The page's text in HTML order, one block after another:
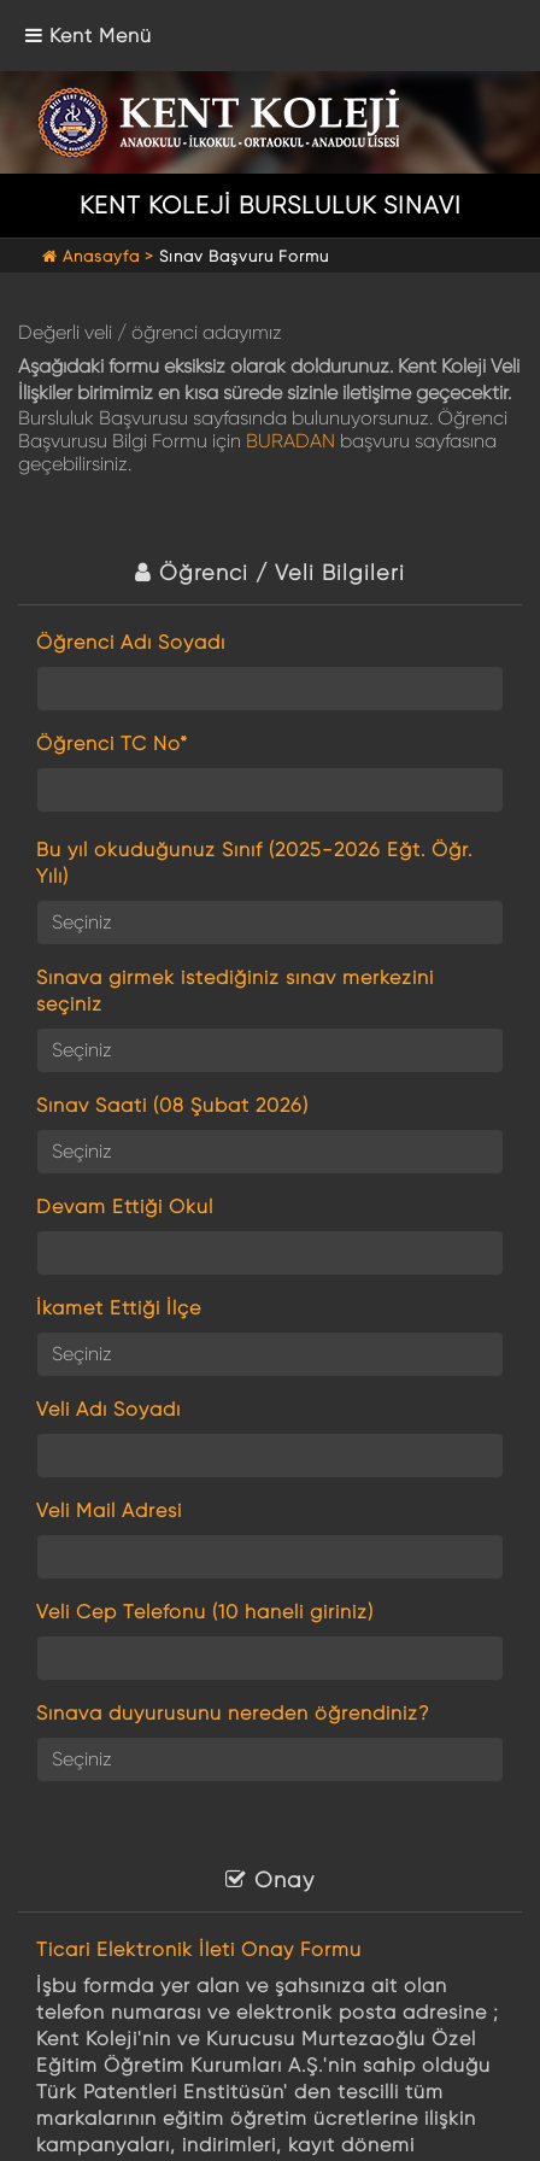
Kent Menü
KENT KOLEJİ BURSLULUK SINAVI
Anasayfa > Sınav Başvuru Formu
Değerli veli / öğrenci adayımız
Aşağıdaki formu eksiksiz olarak doldurunuz. Kent Koleji Veli
İlişkiler birimimiz en kısa sürede sizinle iletişime geçecektir.
Bursluluk Başvurusu sayfasında bulunuyorsunuz. Öğrenci
Başvurusu Bilgi Formu için BURADAN başvuru sayfasına
geçebilirsiniz.
Öğrenci / Veli Bilgileri
Öğrenci Adı Soyadı
Öğrenci TC No*
Bu yıl okuduğunuz Sınıf (2025-2026 Eğt. Öğr.
Yılı)
Sınava girmek istediğiniz sınav merkezini
seçiniz
Sınav Saati (08 Şubat 2026)
Devam Ettiği Okul
İkamet Ettiği İlçe
Veli Adı Soyadı
Veli Mail Adresi
Veli Cep Telefonu (10 haneli giriniz)
Sınava duyurusunu nereden öğrendiniz?
Onay
Ticari Elektronik İleti Onay Formu
İşbu formda yer alan ve şahsınıza ait olan
telefon numarası ve elektronik posta adresine ;
Kent Koleji'nin ve Kurucusu Murtezaoğlu Özel
Eğitim Öğretim Kurumları A.Ş.'nin sahip olduğu
Türk Patentleri Enstitüsün' den tescilli tüm
markalarının eğitim öğretim ücretlerine ilişkin
kampanyaları, indirimleri, kayıt dönemi